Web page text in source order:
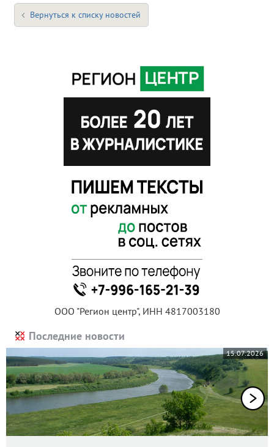
Вернуться к списку новостей
ООО "Регион центр", ИНН 4817003180
Последние новости
15.07.2026